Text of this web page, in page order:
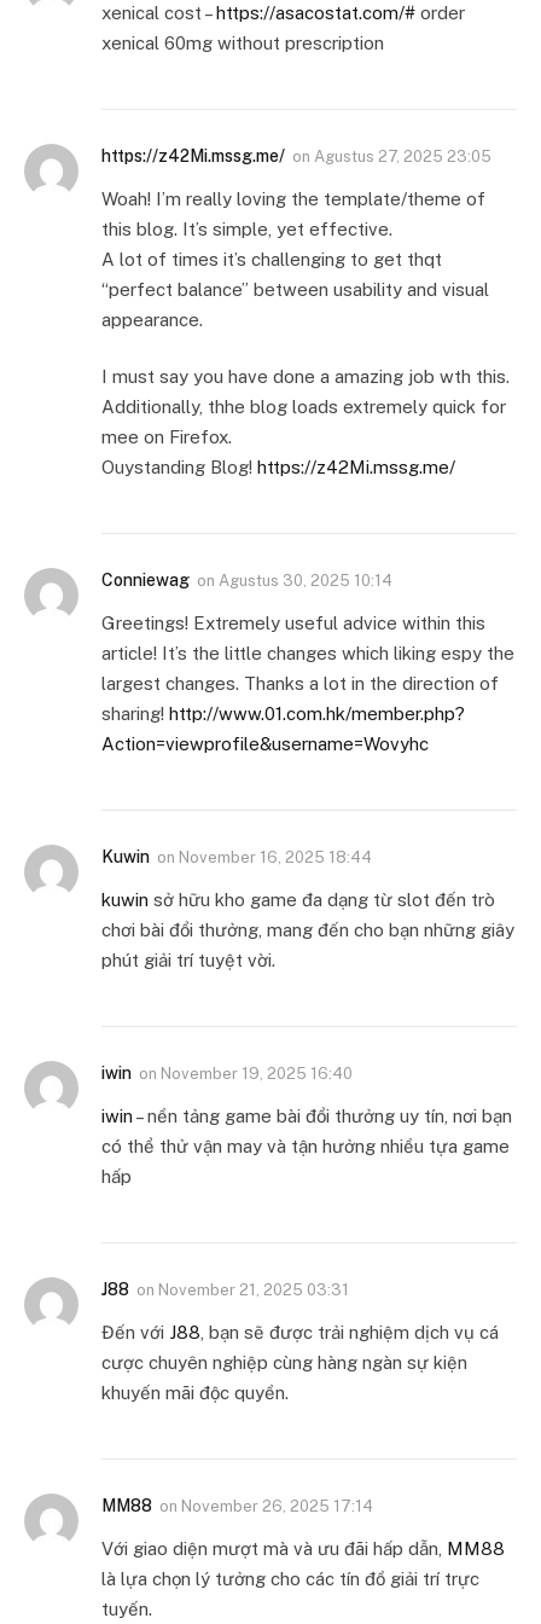
xenical cost –https://asacostat.com/# order
xenical 60mg without prescription
https://z42Mi.mssg.me/ on Agustus 27, 2025 23:05
Woah! I’m really loving the template/theme of
this blog. It’s simple, yet effective.
A lot of times it’s challenging to get thqt
“perfect balance” between usability and visual
appearance.
I must say you have done a amazing job wth this.
Additionally, thhe blog loads extremely quick for
mee on Firefox.
Ouystanding Blog! https://z42Mi.mssg.me/
Conniewag on Agustus 30, 2025 10:14
Greetings! Extremely useful advice within this
article! It’s the little changes which liking espy the
largest changes. Thanks a lot in the direction of
sharing! http://www.01.com.hk/member.php?
Action=viewprofile&username=Wovyhc
Kuwin on November 16, 2025 18:44
kuwin sở hữu kho game đa dạng từ slot đến trò
chơi bài đổi thưởng, mang đến cho bạn những giây
phút giải trí tuyệt vời.
iwin on November 19, 2025 16:40
iwin – nền tảng game bài đổi thưởng uy tín, nơi bạn
có thể thử vận may và tận hưởng nhiều tựa game
hấp
J88 on November 21, 2025 03:31
Đến với J88 , bạn sẽ được trải nghiệm dịch vụ cá
cược chuyên nghiệp cùng hàng ngàn sự kiện
khuyến mãi độc quyền.
MM88 on November 26, 2025 17:14
Với giao diện mượt mà và ưu đãi hấp dẫn, MM88
là lựa chọn lý tưởng cho các tín đồ giải trí trực
tuyến.